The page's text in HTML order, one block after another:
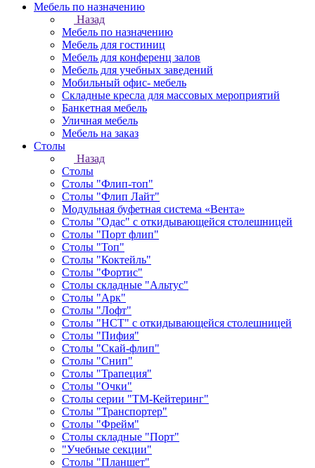
Мебель по назначению
Назад
Мебель по назначению
Мебель для гостиниц
Мебель для конференц залов
Мебель для учебных заведений
Мобильный офис- мебель
Складные кресла для массовых мероприятий
Банкетная мебель
Уличная мебель
Мебель на заказ
Столы
Назад
Столы
Столы "Флип-топ"
Столы "Флип Лайт"
Модульная буфетная система «Вента»
Столы "Одас" с откидывающейся столешницей
Столы "Порт флип"
Столы "Топ"
Столы "Коктейль"
Столы "Фортис"
Столы складные "Альтус"
Столы "Арк"
Столы "Лофт"
Столы "НСТ" с откидывающейся столешницей
Столы "Пифия"
Столы "Скай-флип"
Столы "Снип"
Столы "Трапеция"
Столы "Очки"
Столы серии "ТМ-Кейтеринг"
Столы "Транспортер"
Столы "Фрейм"
Столы складные "Порт"
"Учебные секции"
Столы "Планшет"